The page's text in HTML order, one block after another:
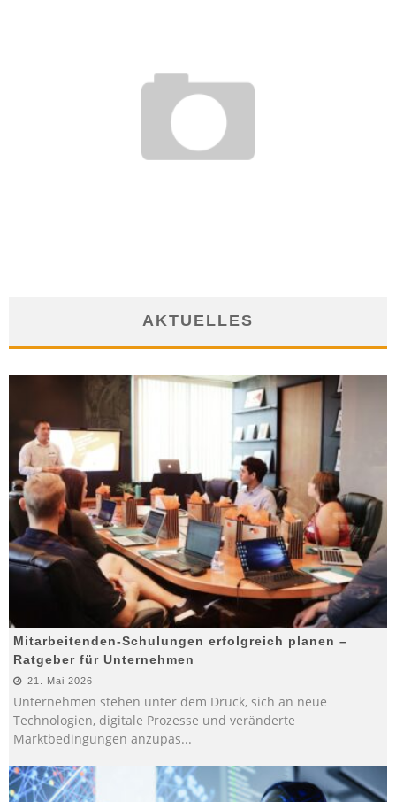
AKTUELLES
Mitarbeitenden-Schulungen erfolgreich planen –
Ratgeber für Unternehmen
21. Mai 2026
Unternehmen stehen unter dem Druck, sich an neue
Technologien, digitale Prozesse und veränderte
Marktbedingungen anzupas...